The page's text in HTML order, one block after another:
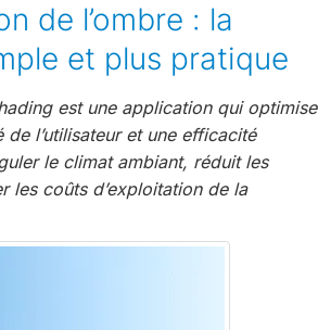
de l’ombre : la
et plus pratique
est une application qui optimise
l’utilisateur et une efficacité
le climat ambiant, réduit les
les coûts d’exploitation de la